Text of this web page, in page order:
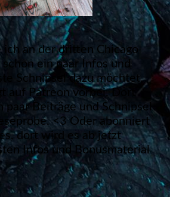
ich an der dritten Chicago
schon ein paar Infos und
Schnipsel dazu möchtet,
auf Patreon vorbei. Dort
paar Beiträge und Schnipsel
<3 Oder abonniert
dort wird es ab jetzt
Infos und Bonusmaterial